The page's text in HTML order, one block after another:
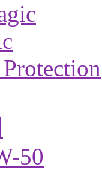
50